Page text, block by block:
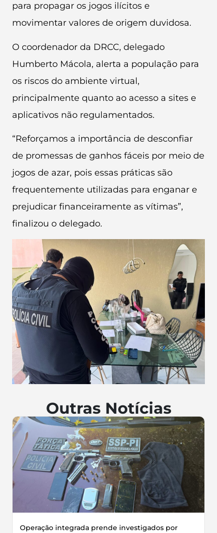
para propagar os jogos ilícitos e
movimentar valores de origem duvidosa.
O coordenador da DRCC, delegado
Humberto Mácola, alerta a população para
os riscos do ambiente virtual,
principalmente quanto ao acesso a sites e
aplicativos não regulamentados.
“Reforçamos a importância de desconfiar
de promessas de ganhos fáceis por meio de
jogos de azar, pois essas práticas são
frequentemente utilizadas para enganar e
prejudicar financeiramente as vítimas”,
finalizou o delegado.
Outras Notícias
Operação integrada prende investigados por